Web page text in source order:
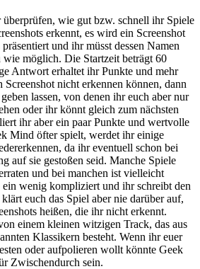
wie gut bzw. schnell ihr Spiele
erkennt, es wird ein Screenshot
und ihr müsst dessen Namen
wie möglich. Die Startzeit beträgt 60
Antwort erhaltet ihr Punkte und mehr
nicht erkennen können, dann
lassen, von denen ihr euch aber nur
oder ihr könnt gleich zum nächsten
ihr aber ein paar Punkte und wertvolle
Mind öfter spielt, werdet ihr einige
da ihr eventuell schon bei
auf sie gestoßen seid. Manche Spiele
und bei manchen ist vielleicht
wenig kompliziert und ihr schreibt den
euch das Spiel aber nie darüber auf,
heißen, die ihr nicht erkennt.
einem kleinen witzigen Track, das aus
Klassikern besteht. Wenn ihr euer
oder aufpolieren wollt könnte Geek
Zwischendurch sein.